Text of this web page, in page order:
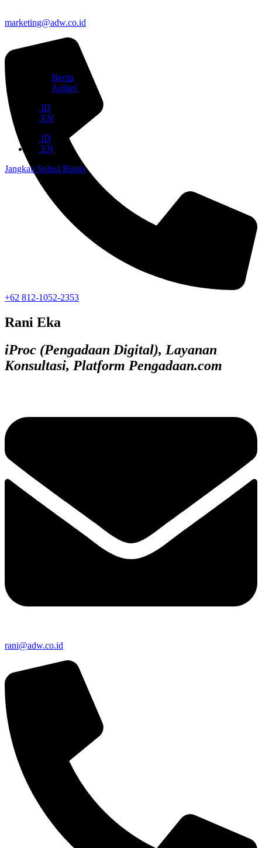
Berita
Artikel
ID
EN
ID
EN
Jangkau Solusi Bisnis
marketing@adw.co.id
+62 812-1052-2353
Rani Eka
iProc (Pengadaan Digital), Layanan
Konsultasi, Platform Pengadaan.com
rani@adw.co.id